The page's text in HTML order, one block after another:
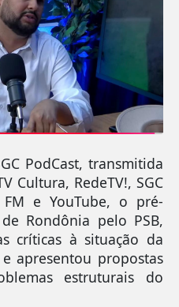
PodCast, transmitida
Cultura, RedeTV!, SGC
FM e YouTube, o pré-
Rondônia pelo PSB,
críticas à situação da
apresentou propostas
estruturais do